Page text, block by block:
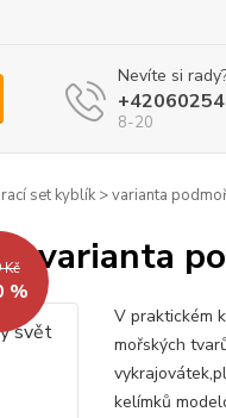
Nevíte si
8-20
set kyblík > varianta
varianta
Kč
%
V praktickém
mořských
kelímků